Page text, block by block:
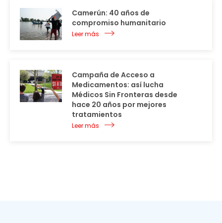
Camerún: 40 años de
compromiso humanitario
Leer más
Campaña de Acceso a
Medicamentos: así lucha
Médicos Sin Fronteras desde
hace 20 años por mejores
tratamientos
Leer más